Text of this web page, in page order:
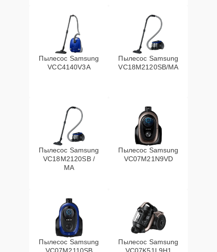
Пылесос Samsung
VCC4140V3A
Пылесос Samsung
VC18M2120SB/MA
Пылесос Samsung
VC18M2120SB /
MA
Пылесос Samsung
VC07M21N9VD
Пылесос Samsung
Пылесос Samsung